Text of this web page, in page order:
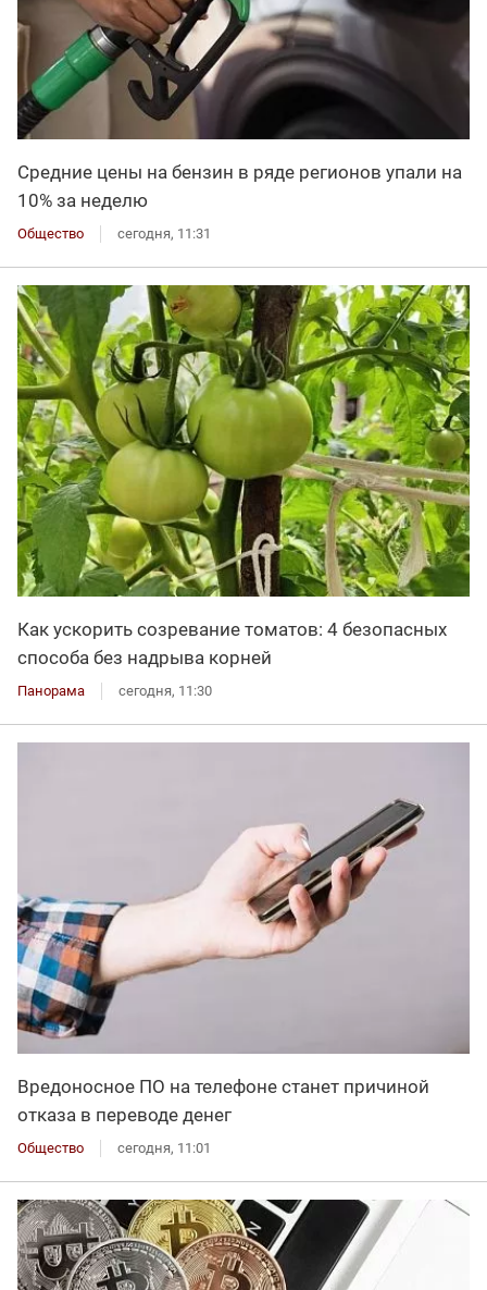
Средние цены на бензин в ряде регионов упали на
10% за неделю
Общество сегодня, 11:31
Как ускорить созревание томатов: 4 безопасных
способа без надрыва корней
Панорама сегодня, 11:30
Вредоносное ПО на телефоне станет причиной
отказа в переводе денег
Общество сегодня, 11:01